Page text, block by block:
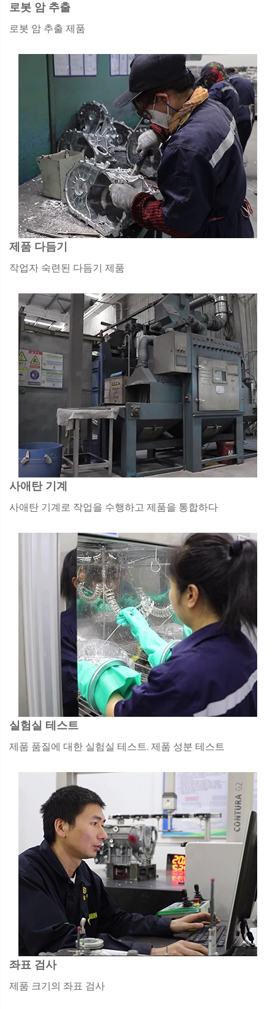
로봇 암 추출
로봇 암 추출 제품
제품 다듬기
작업자 숙련된 다듬기 제품
사애탄 기계
사애탄 기계로 작업을 수행하고 제품을 통합하다
실험실 테스트
제품 품질에 대한 실험실 테스트. 제품 성분 테스트
좌표 검사
제품 크기의 좌표 검사